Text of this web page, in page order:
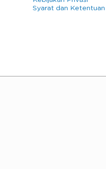
Syarat dan Ketentuan